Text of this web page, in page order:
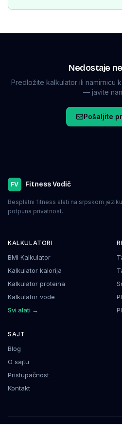
Nedostaje
Predložite kalkulator ili namirnicu
— javite
Pošaljite
FV Fitness Vodič
Besplatni fitness alati na srpskom
potpuna privatnost.
KALKULATORI
BMI Kalkulator
Kalkulator kalorija
Kalkulator proteina
Kalkulator vode
Svi alati →
SAJT
Blog
O sajtu
Pristupačnost
Kontakt